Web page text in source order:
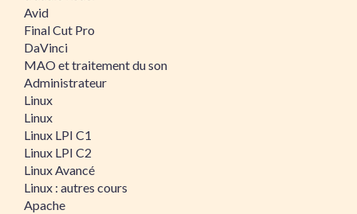
Avid
Final Cut Pro
DaVinci
MAO et traitement du son
Administrateur
Linux
Linux
Linux LPI C1
Linux LPI C2
Linux Avancé
Linux : autres cours
Apache